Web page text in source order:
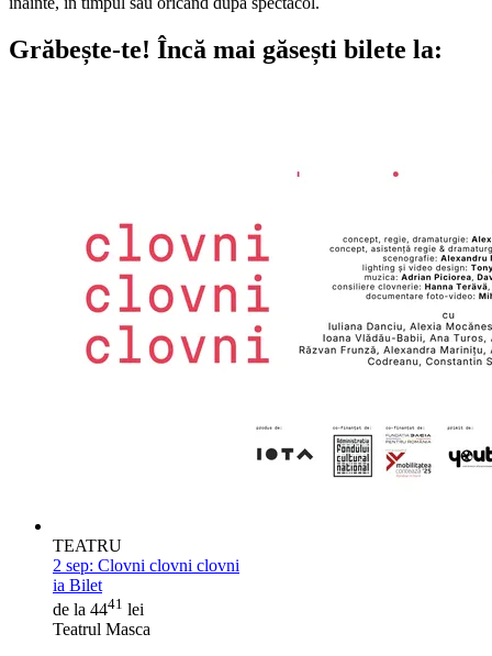
Grăbește-te! Încă mai găsești bilete la:
TEATRU
2 sep: Clovni clovni clovni
ia Bilet
de la 4441 lei
Teatrul Masca